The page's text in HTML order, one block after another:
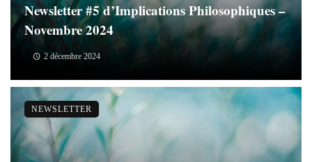
Newsletter #5 d’Implications Philosophiques –
Novembre 2024
2 décembre 2024
NEWSLETTER